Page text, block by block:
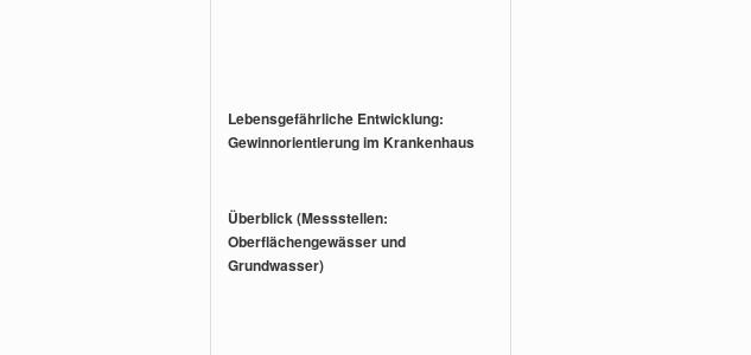
Lebensgefährliche Entwicklung:
Gewinnorientierung im Krankenhaus
Überblick (Messstellen:
Oberflächengewässer und
Grundwasser)